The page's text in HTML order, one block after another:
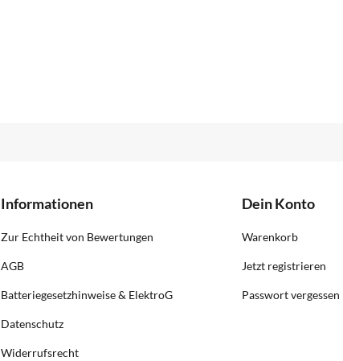
Informationen
Zur Echtheit von Bewertungen
AGB
Batteriegesetzhinweise & ElektroG
Datenschutz
Widerrufsrecht
Dein Konto
Warenkorb
Jetzt registrieren
Passwort vergessen